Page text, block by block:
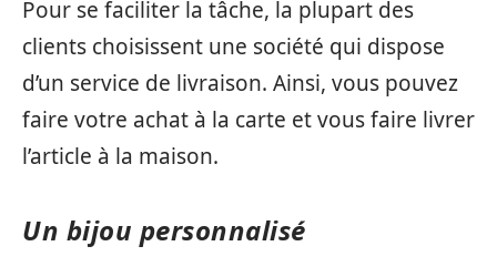
Pour se faciliter la tâche, la plupart des
clients choisissent une société qui dispose
d’un service de livraison. Ainsi, vous pouvez
faire votre achat à la carte et vous faire livrer
l’article à la maison.
Un bijou personnalisé